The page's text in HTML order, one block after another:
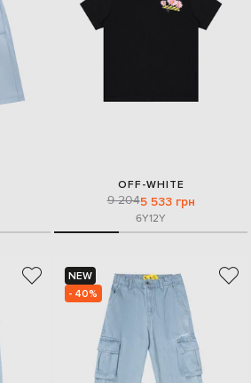
OFF-WHITE
9 2045 533 грн
6Y12Y
NEW
- 40%